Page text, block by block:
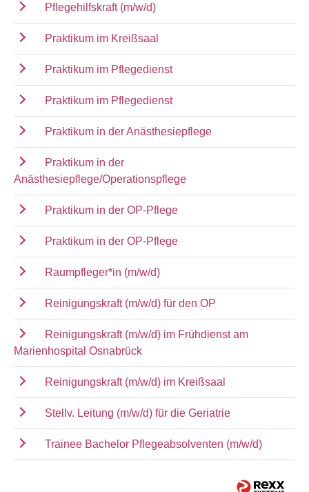
Pflegehilfskraft (m/w/d)
Praktikum im Kreißsaal
Praktikum im Pflegedienst
Praktikum im Pflegedienst
Praktikum in der Anästhesiepflege
Praktikum in der
Anästhesiepflege/Operationspflege
Praktikum in der OP-Pflege
Praktikum in der OP-Pflege
Raumpfleger*in (m/w/d)
Reinigungskraft (m/w/d) für den OP
Reinigungskraft (m/w/d) im Frühdienst am
Marienhospital Osnabrück
Reinigungskraft (m/w/d) im Kreißsaal
Stellv. Leitung (m/w/d) für die Geriatrie
Trainee Bachelor Pflegeabsolventen (m/w/d)